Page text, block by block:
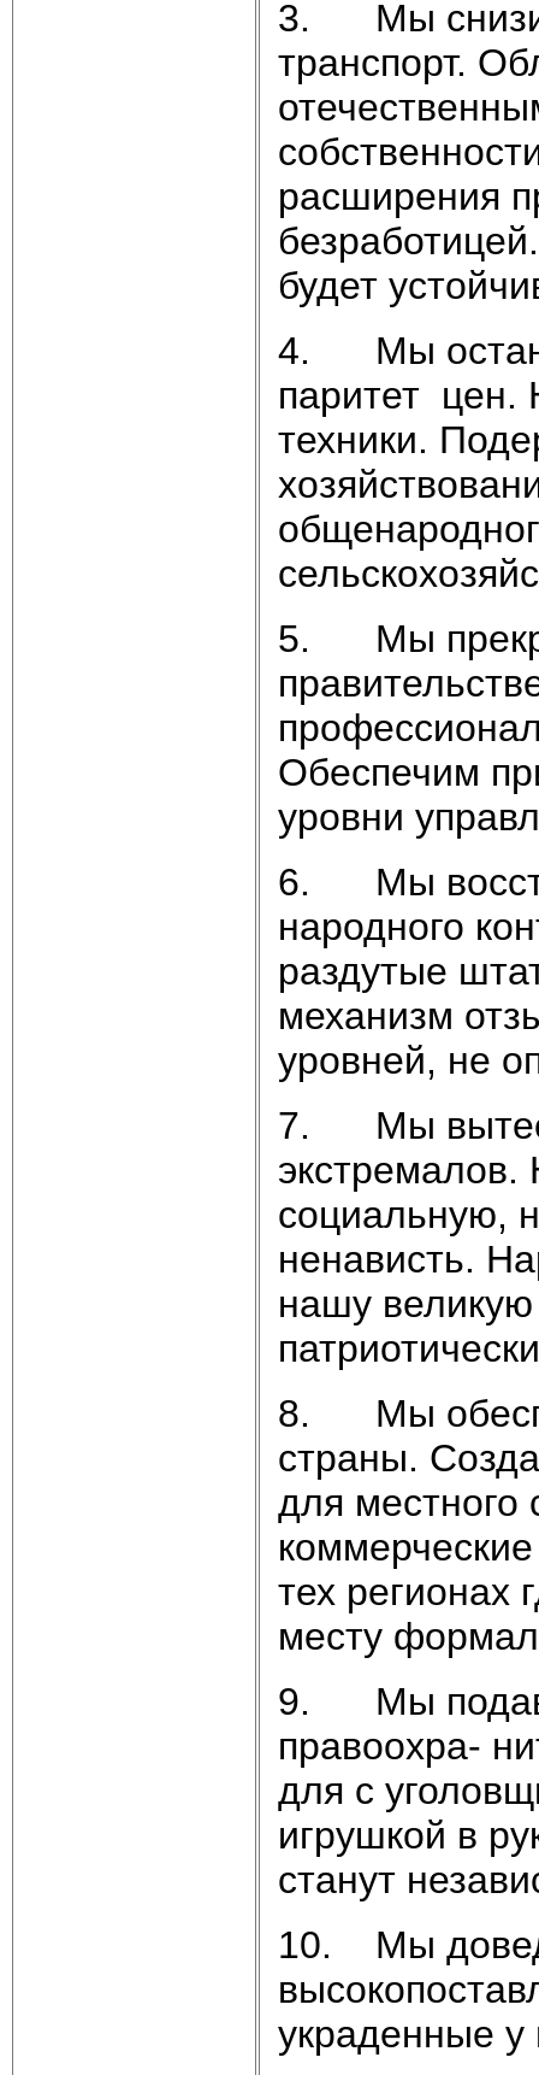
3. Мы
транспорт.
расширения
будет
4. Мы
паритет цен.
техники.
5. Мы
Обеспечим
уровни
6. Мы
народного
раздутые
механизм
уровней, не
7. Мы
экстремалов.
социальную,
ненависть.
нашу
8. Мы
страны.
для местного
тех регионах
месту
9. Мы
правоохра-
для с
игрушкой в
станут
10. Мы
украденные у